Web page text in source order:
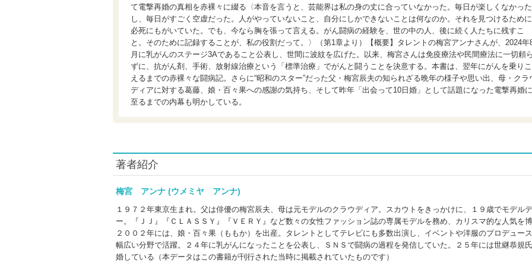
て電撃再婚の真相を赤裸々に綴る〈本音を言うと、芸能界は私の身の丈に合っていなかった。毎日が楽しくなかった
し、毎日がすごく空虚だった。人がやっていないこと、自分にしかできないことは何なのか。それを見つけるために
必死にもがいていた。でも、今なら胸を張って言える。がん闘病の経験を、世の中の人、後に続く人たちに残すこ
と。そのために記録することが、私の役割だって。〉（第1章より）【概要】タレントの梅宮アンナさんが、2024年
月に乳がんのステージ3Aであること公表し、世間に波紋を広げた。以来、梅宮さんは免疫療法や民間療法に一切頼ら
ずに、抗がん剤、手術、放射線治療という「標準治療」でがんと闘うことを決意する。本書は、翌年にがんを乗りこ
えるまでの赤裸々な闘病記。さらに“昭和のスター”だった父・梅宮辰夫の知られざる晩年の様子や思い出、母・クラ
ディアに対する葛藤、娘・百々果への感謝の気持ち、そして昨年「出会って10日婚」として話題になった電撃再婚に
至るまでの内幕も明かしている。
著者紹介
梅宮 アンナ (ウメミヤ アンナ)
１９７２年東京生まれ。父は俳優の梅宮辰夫、母は元モデルのクラウディア。スカウトをきっかけに、１９歳でモデル
ー。『ＪＪ』『ＣＬＡＳＳＹ』『ＶＥＲＹ』など数々の女性ファッション誌の専属モデルを務め、カリスマ的な人気を博
２００２年には、娘・百々果（ももか）を出産。タレントとしてテレビにも多数出演し、イベントや洋服のプロデュー
幅広い分野で活躍。２４年に乳がんになったことを公表し、ＳＮＳで闘病の過程を発信していた。２５年には世継恭規
婚している（本データはこの書籍が刊行された当時に掲載されていたものです）